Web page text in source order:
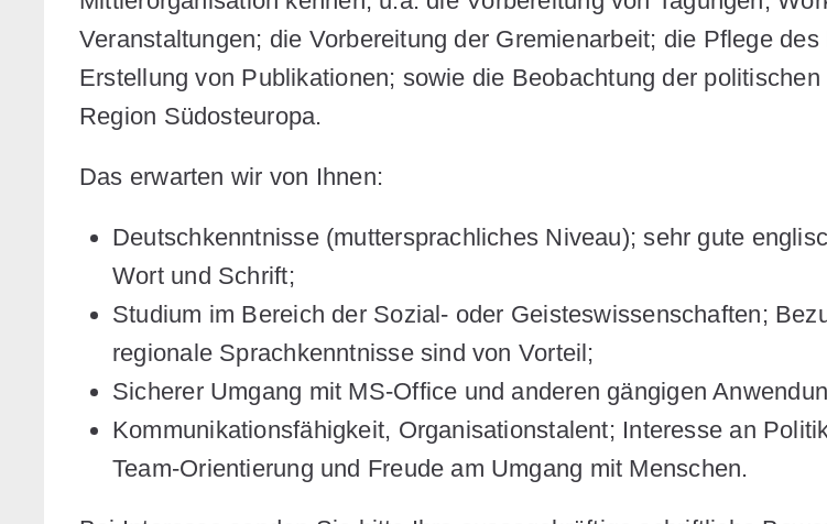
Veranstaltungen; die Vorbereitung der Gremienarbeit; die Pflege
Erstellung von Publikationen; sowie die Beobachtung der
Region Südosteuropa.
Das erwarten wir von Ihnen:
Deutschkenntnisse (muttersprachliches Niveau); sehr gute
Wort und Schrift;
Studium im Bereich der Sozial- oder Geisteswissenschaften;
regionale Sprachkenntnisse sind von Vorteil;
Sicherer Umgang mit MS-Office und anderen gängigen
Kommunikationsfähigkeit, Organisationstalent; Interesse an
Team-Orientierung und Freude am Umgang mit Menschen.